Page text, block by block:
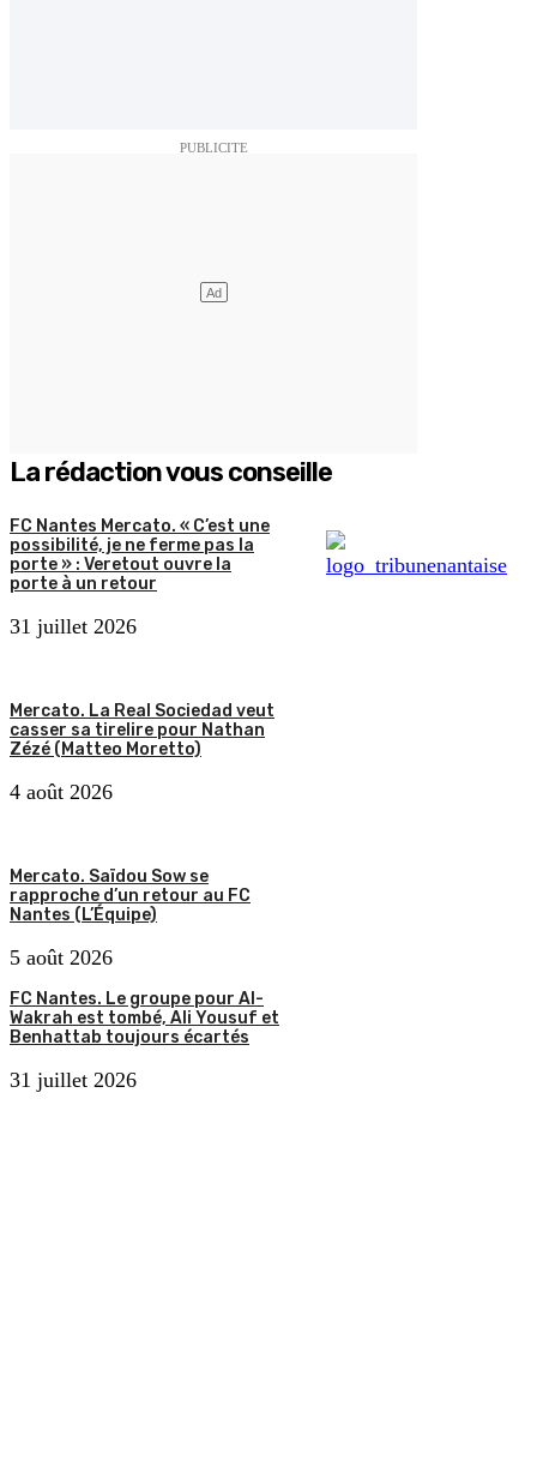
La rédaction vous conseille
FC Nantes Mercato. « C’est une
possibilité, je ne ferme pas la
porte » : Veretout ouvre la
porte à un retour
31 juillet 2026
Mercato. La Real Sociedad veut
casser sa tirelire pour Nathan
Zézé (Matteo Moretto)
4 août 2026
Mercato. Saïdou Sow se
rapproche d’un retour au FC
Nantes (L’Équipe)
5 août 2026
FC Nantes. Le groupe pour Al-
Wakrah est tombé, Ali Yousuf et
Benhattab toujours écartés
31 juillet 2026